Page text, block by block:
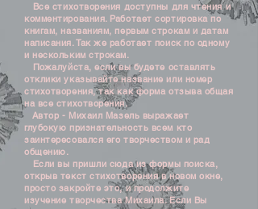
Все стихотворения доступны для чтения и
комментирования. Работает сортировка по
книгам, названиям, первым строкам и датам
написания. Так же работает поиск по одному
и нескольким строкам.
Пожалуйста, если вы будете оставлять
отклики указывайте название или номер
стихотворения, так как форма отзыва общая
на все стихотворения.
Автор - Михаил Мазель выражает
глубокую признательность всем кто
заинтересовался его творчеством и рад
общению.
Если вы пришли сюда из формы поиска,
открыв текст стихотворения в новом окне,
просто закройте это, и продолжите
изучение творчества Михаила. Если Вы